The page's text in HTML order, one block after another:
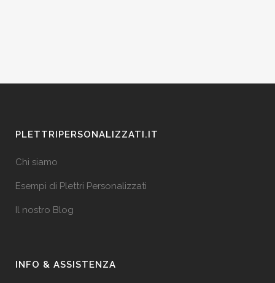
PLETTRIPERSONALIZZATI.IT
Chi siamo
Esempi di Plettri Personalizzati
Il nostro Blog
INFO & ASSISTENZA